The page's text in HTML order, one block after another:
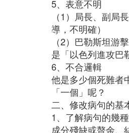
5、表意不明
（1）局長、副局
導，不明確）
（2）巴勒斯坦游
是「以色列進攻巴
6、不合邏輯
他是多少個死難者
「一個」呢？
二、修改病句的基
1、了解病句的幾
成分殘缺或贅余、